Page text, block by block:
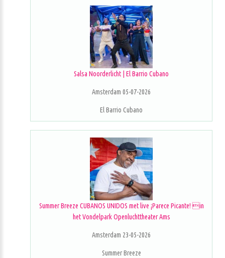
Salsa Noorderlicht | El Barrio Cubano
Amsterdam 05-07-2026
El Barrio Cubano
Summer Breeze CUBANOS UNIDOS met live ¡Parece Picante! in
het Vondelpark Openluchttheater Ams
Amsterdam 23-05-2026
Summer Breeze